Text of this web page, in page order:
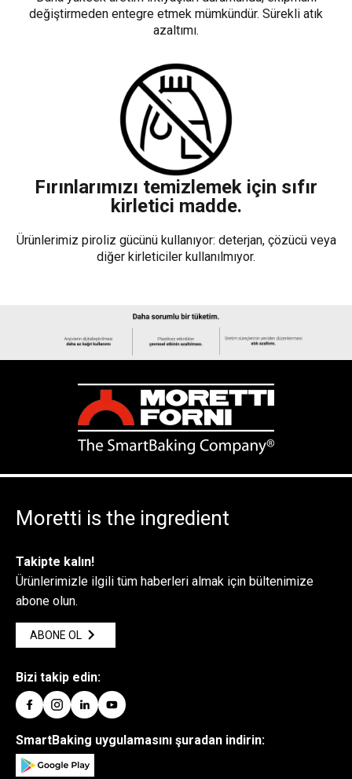
değiştirmeden entegre etmek mümkündür. Sürekli atık
azaltımı.
Fırınlarımızı temizlemek için sıfır
kirletici madde.
Ürünlerimiz piroliz gücünü kullanıyor: deterjan, çözücü veya
diğer kirleticiler kullanılmıyor.
Moretti is the ingredient
Takipte kalın!
Ürünlerimizle ilgili tüm haberleri almak için bültenimize
abone olun.
ABONE OL
Bizi takip edin:
SmartBaking uygulamasını şuradan indirin: